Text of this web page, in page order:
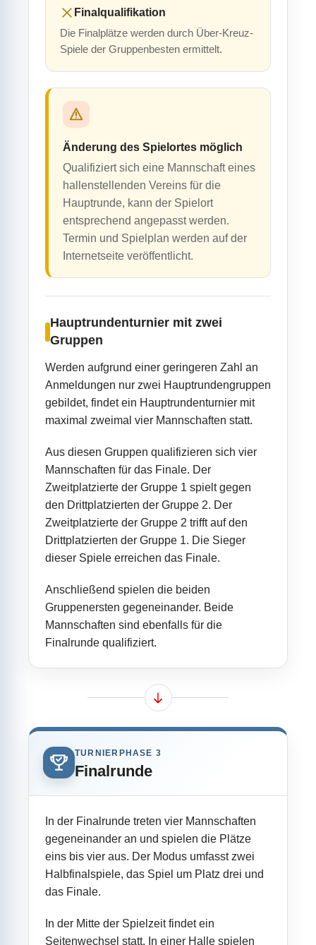
Finalqualifikation
Die Finalplätze werden durch Über-Kreuz-
Spiele der Gruppenbesten ermittelt.
Änderung des Spielortes möglich
Qualifiziert sich eine Mannschaft eines
hallenstellenden Vereins für die
Hauptrunde, kann der Spielort
entsprechend angepasst werden.
Termin und Spielplan werden auf der
Internetseite veröffentlicht.
Hauptrundenturnier mit zwei
Gruppen
Werden aufgrund einer geringeren Zahl an
Anmeldungen nur zwei Hauptrundengruppen
gebildet, findet ein Hauptrundenturnier mit
maximal zweimal vier Mannschaften statt.
Aus diesen Gruppen qualifizieren sich vier
Mannschaften für das Finale. Der
Zweitplatzierte der Gruppe 1 spielt gegen
den Drittplatzierten der Gruppe 2. Der
Zweitplatzierte der Gruppe 2 trifft auf den
Drittplatzierten der Gruppe 1. Die Sieger
dieser Spiele erreichen das Finale.
Anschließend spielen die beiden
Gruppenersten gegeneinander. Beide
Mannschaften sind ebenfalls für die
Finalrunde qualifiziert.
TURNIERPHASE 3
Finalrunde
In der Finalrunde treten vier Mannschaften
gegeneinander an und spielen die Plätze
eins bis vier aus. Der Modus umfasst zwei
Halbfinalspiele, das Spiel um Platz drei und
das Finale.
In der Mitte der Spielzeit findet ein
Seitenwechsel statt. In einer Halle spielen